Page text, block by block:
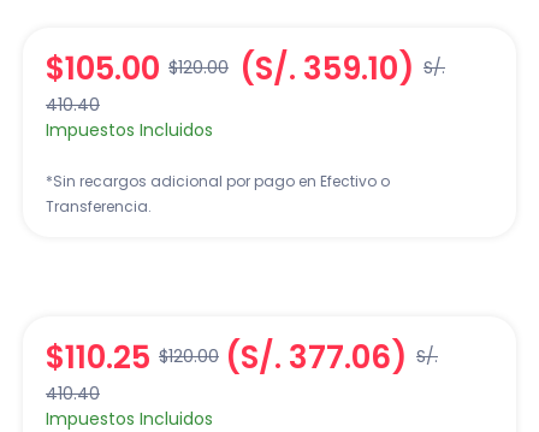
$105.00 $120.00 (S/. 359.10) S/.
410.40
Impuestos Incluidos
*Sin recargos adicional por pago en Efectivo o
Transferencia.
$110.25 $120.00 (S/. 377.06) S/.
410.40
Impuestos Incluidos